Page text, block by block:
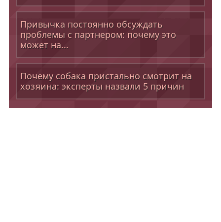
Привычка постоянно обсуждать
проблемы с партнером: почему это
может на...
Почему собака пристально смотрит на
хозяина: эксперты назвали 5 причин